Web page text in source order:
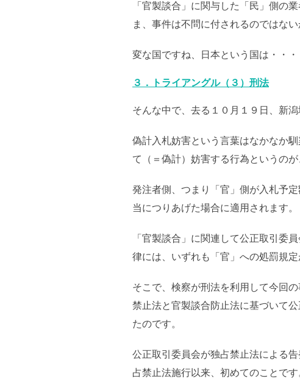
「官製談合」に関与した「民」側の
ま、事件は不問に付されるのではな
変な国ですね、日本という国は・・・
３．トライアングル（３）刑法
そんな中で、去る１０月１９日、新
偽計入札妨害という言葉はなかなか
て（＝偽計）妨害する行為というの
発注者側、つまり「官」側が入札予
当につりあげた場合に適用されます。
「官製談合」に関連して公正取引委
律には、いずれも「官」への処罰規定
そこで、検察が刑法を利用して今回
禁止法と官製談合防止法に基づいて
たのです。
公正取引委員会が独占禁止法による
占禁止法施行以来、初めてのことで